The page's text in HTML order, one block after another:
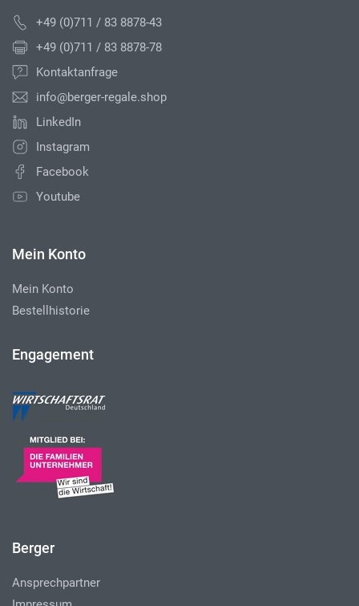
+49 (0)711 / 83 8878-43
+49 (0)711 / 83 8878-78
Kontaktanfrage
info@berger-regale.shop
LinkedIn
Instagram
Facebook
Youtube
Mein Konto
Mein Konto
Bestellhistorie
Engagement
Berger
Ansprechpartner